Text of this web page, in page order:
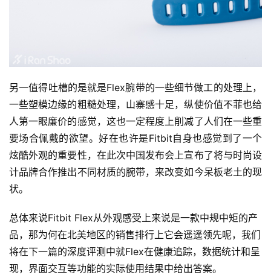
另一值得吐槽的是就是Flex腕带的一些细节做工的处理上，
一些塑模边缘的粗糙处理，山寨感十足，纵使价值不菲也给
人第一眼廉价的感觉，这也一定程度上削减了人们在一些重
要场合佩戴的欲望。好在也许是Fitbit自身也感觉到了一个
炫酷外观的重要性，在此次中国发布会上宣布了将与时尚设
计品牌合作推出不同材质的腕带，来改变如今呆板老土的现
状。
总体来说Fitbit Flex从外观感受上来说是一款中规中矩的产
品，那为何在北美地区的销售排行上它会遥遥领先呢，我们
将在下一篇的深度评测中就Flex在健康追踪，数据统计和呈
现，界面交互等功能的实际使用结果中给出答案。